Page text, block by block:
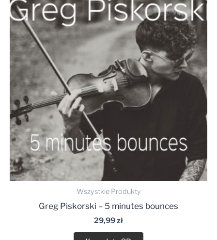
Wszystkie Produkty
Greg Piskorski – 5 minutes bounces
29,99zł